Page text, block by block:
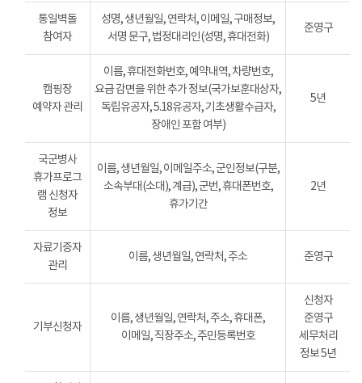
통일벽돌
참여자
성명, 생년월일, 연락처, 이메일, 구매정보,
서명 문구, 법정대리인(성명, 휴대전화)
준영구
캠핑장
예약자 관리
이름, 휴대전화번호, 예약내역, 차량번호,
요금 감면을 위한 추가 정보(국가보훈대상자,
독립유공자, 5.18유공자, 기초생활수급자,
장애인 포함 여부)
5년
국군병사
휴가프로그
램 신청자
정보
이름, 생년월일, 이메일주소, 군인정보(구분,
소속부대(소대), 계급), 군번, 휴대폰번호,
휴가기간
2년
자료기증자
관리
이름, 생년월일, 연락처, 주소 준영구
기부신청자
이름, 생년월일, 연락처, 주소, 휴대폰,
이메일, 직장주소, 주민등록번호
신청자
준영구
세무처리
정보 5년